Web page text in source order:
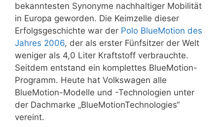
bekanntesten Synonyme nachhaltiger Mobilität
in Europa geworden. Die Keimzelle dieser
Erfolgsgeschichte war der Polo BlueMotion des
Jahres 2006, der als erster Fünfsitzer der Welt
weniger als 4,0 Liter Kraftstoff verbrauchte.
Seitdem entstand ein komplettes BlueMotion-
Programm. Heute hat Volkswagen alle
BlueMotion-Modelle und -Technologien unter
der Dachmarke „BlueMotionTechnologies“
vereint.